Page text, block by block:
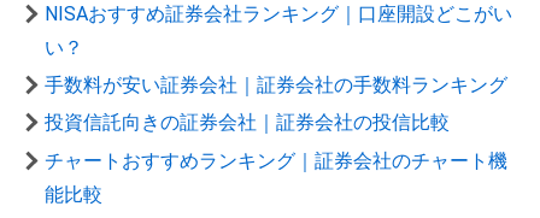
NISAおすすめ証券会社ランキング｜口座開設どこがい
い？
手数料が安い証券会社｜証券会社の手数料ランキング
投資信託向きの証券会社｜証券会社の投信比較
チャートおすすめランキング｜証券会社のチャート機
能比較